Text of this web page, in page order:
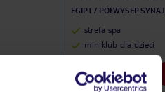
EGIPT / PÓŁWYSEP SYNAJ
strefa spa
miniklub dla dzieci